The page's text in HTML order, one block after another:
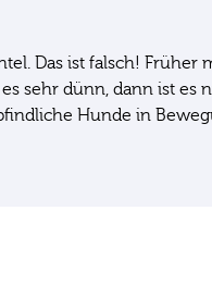
Das ist falsch! Früher
sehr dünn, dann ist
Hunde in